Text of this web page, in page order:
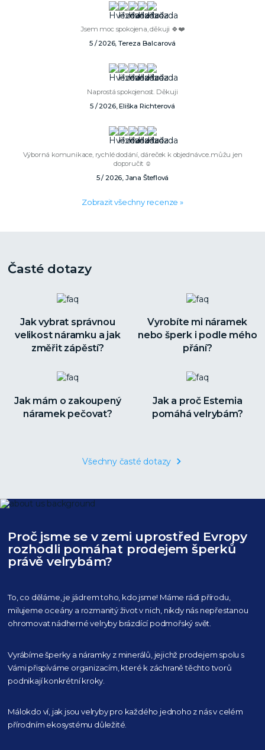
Jsem moc spokojena, děkuji 🍀❤️
5 / 2026, Tereza Balcarová
Naprostá spokojenost. Děkuji
5 / 2026, Eliška Richterová
Výborná komunikace, rychlé dodání, dáreček k objednávce..můžu jen
doporučit ☺️
5 / 2026, Jana Šteflová
Zobrazit všechny recenze »
Časté dotazy
Jak vybrat správnou
velikost náramku a jak
změřit zápěstí?
Vyrobíte mi náramek
nebo šperk i podle mého
přání?
Jak mám o zakoupený
náramek pečovat?
Jak a proč Estemia
pomáhá velrybám?
Všechny časté dotazy
Proč jsme se v zemi uprostřed Evropy
rozhodli pomáhat prodejem šperků
právě velrybám?
To, co děláme, je jádrem toho, kdo jsme! Máme rádi přírodu,
milujeme oceány a rozmanitý život v nich, nikdy nás nepřestanou
ohromovat nádherné velryby brázdící podmořský svět.
Vyrábíme šperky a náramky z minerálů, jejichž prodejem spolu s
Vámi přispíváme organizacím, které k záchraně těchto tvorů
podnikají konkrétní kroky.
Málokdo ví, jak jsou velryby pro každého jednoho z nás v celém
přírodním ekosystému důležité.